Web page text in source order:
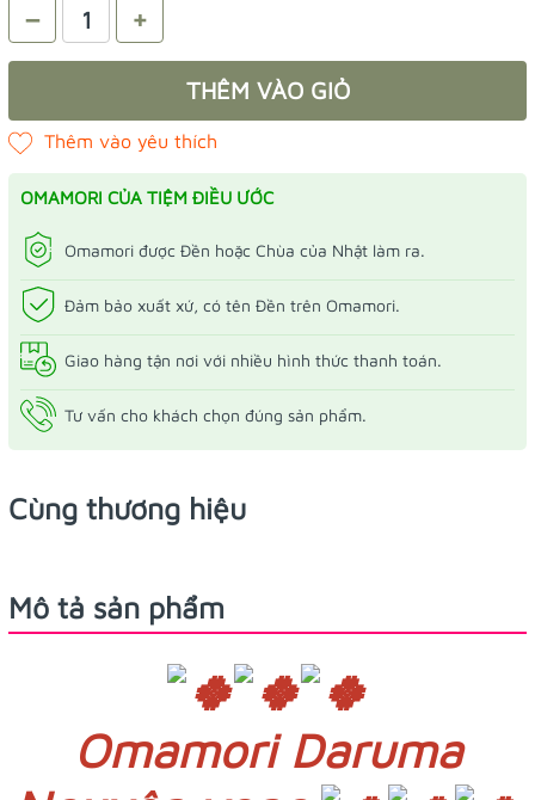
– +
THÊM VÀO GIỎ
OMAMORI CỦA TIỆM ĐIỀU ƯỚC
Omamori được Đền hoặc Chùa của Nhật làm ra.
Đảm bảo xuất xứ, có tên Đền trên Omamori.
Giao hàng tận nơi với nhiều hình thức thanh toán.
Tư vấn cho khách chọn đúng sản phẩm.
Cùng thương hiệu
Mô tả sản phẩm
Omamori Daruma